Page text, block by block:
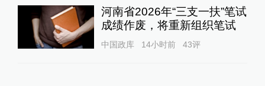
河南省2026年“三支一扶”笔试
成绩作废，将重新组织笔试
中国政库 14小时前 43评